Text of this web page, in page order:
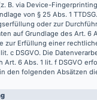
B. via Device-
von § 25 Abs. 1
oder zur
auf Grundlage des Art. 6
zur Erfüllung einer
c DSGVO. Die
6 Abs. 1 lit. f DSGVO
den folgenden Absätzen